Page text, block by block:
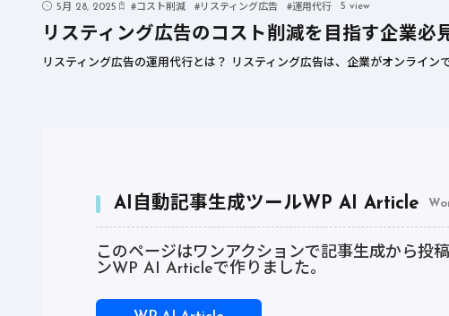
5月 28, 2025 #コスト削減 #リスティング広告 #運用代行 5 view
リスティング広告のコスト削減を目指す企業必
リスティング広告の運用代行とは？ リスティング広告は、企業がオンライン
AI自動記事生成ツールWP AI Article
このページはワンアクションで記事生成から投
ンWP AI Articleで作りました。